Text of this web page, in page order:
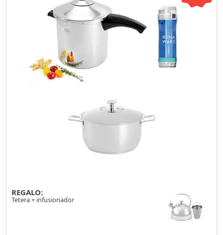
REGALO:
Tetera + infusionador